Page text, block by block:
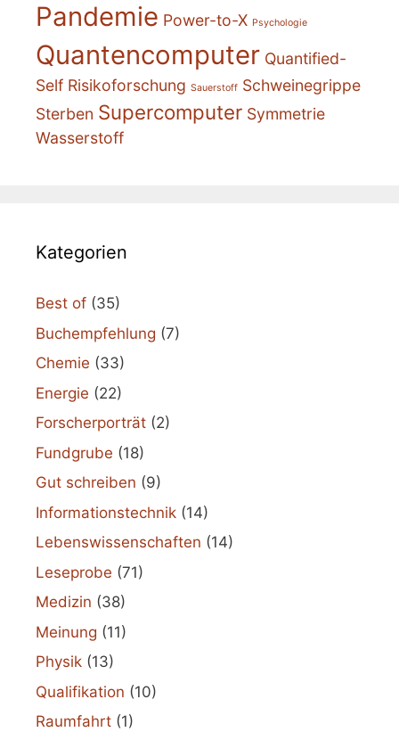
Pandemie Power-to-X Psychologie
Quantencomputer Quantified-
Self Risikoforschung Sauerstoff Schweinegrippe
Sterben Supercomputer Symmetrie
Wasserstoff
Kategorien
Best of (35)
Buchempfehlung (7)
Chemie (33)
Energie (22)
Forscherporträt (2)
Fundgrube (18)
Gut schreiben (9)
Informationstechnik (14)
Lebenswissenschaften (14)
Leseprobe (71)
Medizin (38)
Meinung (11)
Physik (13)
Qualifikation (10)
Raumfahrt (1)